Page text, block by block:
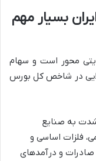
بسیار مهم
محور است و سهام
در شاخص کل بورس
شدت به صنایع
فلزات اساسی و
و درآمدهای